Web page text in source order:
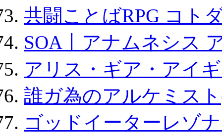
共闘ことばRPG コト
SOA丨アナムネシス
アリス・ギア・アイ
誰ガ為のアルケミス
ゴッドイーターレゾ